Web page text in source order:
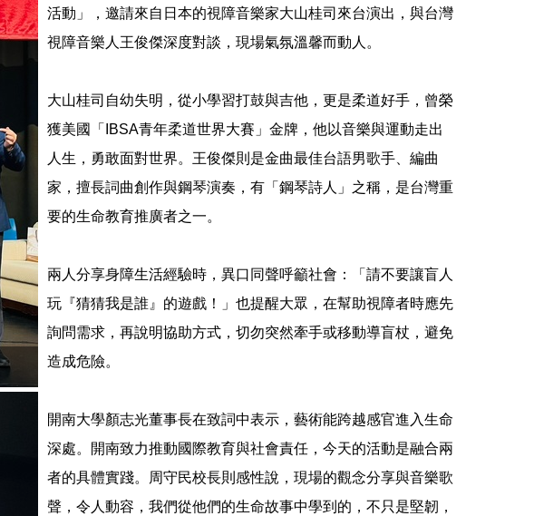
活動」，邀請來自日本的視障音樂家大山桂司來台演出，與台灣
視障音樂人王俊傑深度對談，現場氣氛溫馨而動人。
大山桂司自幼失明，從小學習打鼓與吉他，更是柔道好手，曾榮
獲美國「IBSA青年柔道世界大賽」金牌，他以音樂與運動走出
人生，勇敢面對世界。王俊傑則是金曲最佳台語男歌手、編曲
家，擅長詞曲創作與鋼琴演奏，有「鋼琴詩人」之稱，是台灣重
要的生命教育推廣者之一。
兩人分享身障生活經驗時，異口同聲呼籲社會：「請不要讓盲人
玩『猜猜我是誰』的遊戲！」也提醒大眾，在幫助視障者時應先
詢問需求，再說明協助方式，切勿突然牽手或移動導盲杖，避免
造成危險。
開南大學顏志光董事長在致詞中表示，藝術能跨越感官進入生命
深處。開南致力推動國際教育與社會責任，今天的活動是融合兩
者的具體實踐。周守民校長則感性說，現場的觀念分享與音樂歌
聲，令人動容，我們從他們的生命故事中學到的，不只是堅韌，